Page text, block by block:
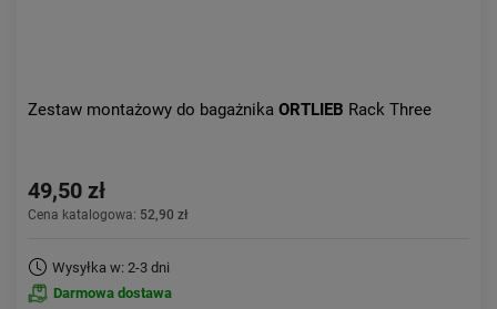
Zestaw montażowy do bagażnika ORTLIEB Rack Three
49,50 zł
Cena katalogowa: 52,90 zł
Wysyłka w: 2-3 dni
Darmowa dostawa